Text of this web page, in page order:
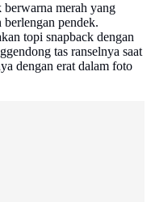
berwarna merah yang
berlengan pendek.
topi snapback dengan
tas ranselnya saat
dengan erat dalam foto